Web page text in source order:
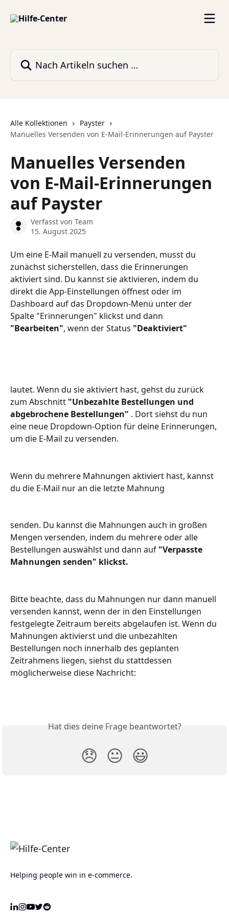
Alle Kollektionen
Payster
Manuelles Versenden von E-Mail-Erinnerungen auf Payster
Manuelles Versenden
von E-Mail-Erinnerungen
auf Payster
Verfasst von Team
15. August 2025
Um eine E-Mail manuell zu versenden, musst du
zunächst sicherstellen, dass die Erinnerungen
aktiviert sind. Du kannst sie aktivieren, indem du
direkt die App-Einstellungen öffnest oder im
Dashboard auf das Dropdown-Menü unter der
Spalte "Erinnerungen" klickst und dann
"Bearbeiten", wenn der Status "Deaktiviert"
lautet. Wenn du sie aktiviert hast, gehst du zurück
zum Abschnitt "Unbezahlte Bestellungen und
abgebrochene Bestellungen" . Dort siehst du nun
eine neue Dropdown-Option für deine Erinnerungen,
um die E-Mail zu versenden.
Wenn du mehrere Mahnungen aktiviert hast, kannst
du die E-Mail nur an die letzte Mahnung
senden. Du kannst die Mahnungen auch in großen
Mengen versenden, indem du mehrere oder alle
Bestellungen auswählst und dann auf "Verpasste
Mahnungen senden" klickst.
Bitte beachte, dass du Mahnungen nur dann manuell
versenden kannst, wenn der in den Einstellungen
festgelegte Zeitraum bereits abgelaufen ist. Wenn du
Mahnungen aktivierst und die unbezahlten
Bestellungen noch innerhalb des geplanten
Zeitrahmens liegen, siehst du stattdessen
möglicherweise diese Nachricht:
Hat dies deine Frage beantwortet?
😞 😐 😃
Helping people win in e-commerce.